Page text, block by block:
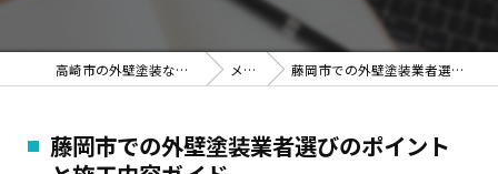
高崎市の外壁塗装なら「小見塗装株式会社」 メディア 藤岡市での外壁塗装業者選びのポイントと施工内容ガイド
藤岡市での外壁塗装業者選びのポイント